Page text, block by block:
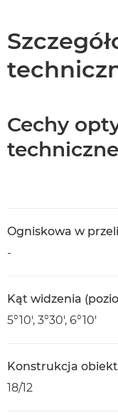
Cechy
techniczne
Ogniskowa w
-
Kąt widzenia
5°10', 3°30', 6°10'
Konstrukcja
18/12